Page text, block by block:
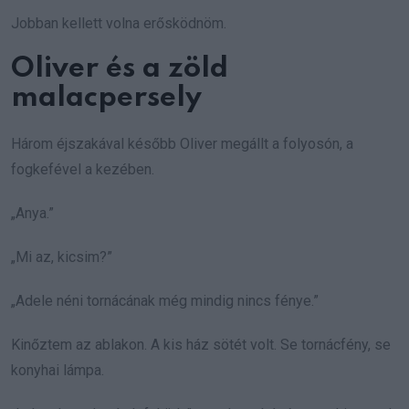
Jobban kellett volna erősködnöm.
Oliver és a zöld
malacpersely
Három éjszakával később Oliver megállt a folyosón, a
fogkefével a kezében.
„Anya.”
„Mi az, kicsim?”
„Adele néni tornácának még mindig nincs fénye.”
Kinőztem az ablakon. A kis ház sötét volt. Se tornácfény, se
konyhai lámpa.